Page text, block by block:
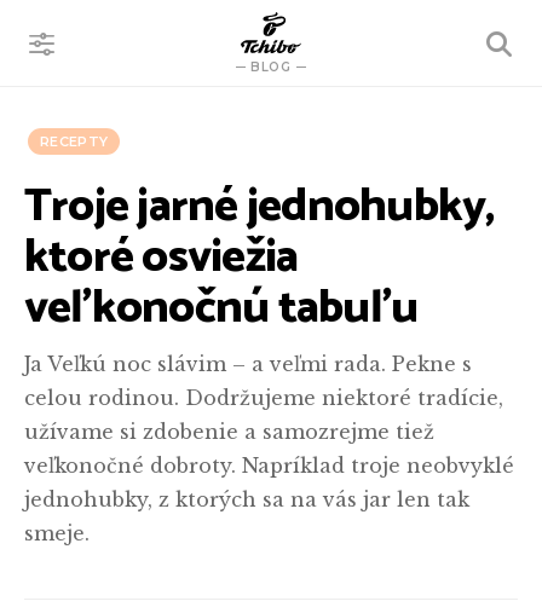
BLOG
VYHĽADÁVANIE
RECEPTY
Troje jarné jednohubky,
ktoré osviežia
veľkonočnú tabuľu
Ja Veľkú noc slávim – a veľmi rada. Pekne s
celou rodinou. Dodržujeme niektoré tradície,
užívame si zdobenie a samozrejme tiež
veľkonočné dobroty. Napríklad troje neobvyklé
jednohubky, z ktorých sa na vás jar len tak
smeje.